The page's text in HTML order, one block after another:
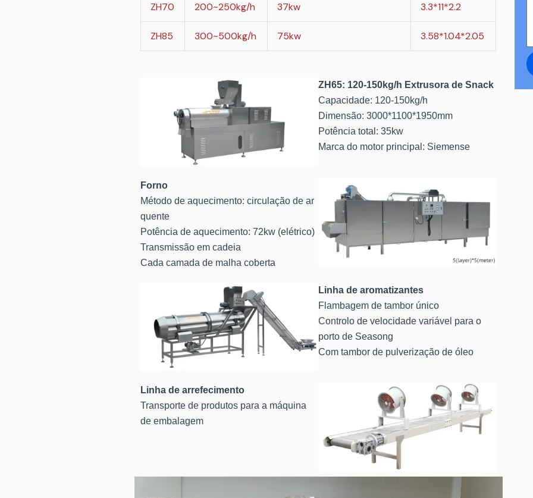
ZH70 200~250kg/h 37kw 3.3*11*2.2
ZH85 300~500kg/h 75kw 3.58*1.04*2.05
ZH65: 120-150kg/h Extrusora de Snack
Capacidade: 120-150kg/h
Dimensão: 3000*1100*1950mm
Potência total: 35kw
Marca do motor principal: Siemense
Forno
Método de aquecimento: circulação de ar
quente
Potência de aquecimento: 72kw (elétrico)
Transmissão em cadeia
Cada camada de malha coberta
Linha de aromatizantes
Flambagem de tambor único
Controlo de velocidade variável para o
porto de Seasong
Com tambor de pulverização de óleo
Linha de arrefecimento
Transporte de produtos para a máquina
de embalagem